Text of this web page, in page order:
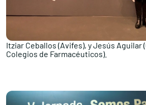
Itziar Ceballos (Avifes), y Jesús Aguilar
Colegios de Farmacéuticos).